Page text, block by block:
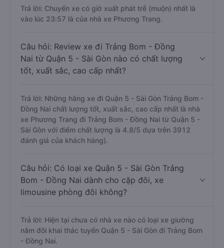
Trả lời: Chuyến xe có giờ xuất phát trễ (muộn) nhất là
vào lúc 23:57 là của nhà xe Phương Trang.
Câu hỏi: Review xe đi Trảng Bom - Đồng
Nai từ Quận 5 - Sài Gòn nào có chất lượng
tốt, xuất sắc, cao cấp nhất?
Trả lời: Những hãng xe đi Quận 5 - Sài Gòn Trảng Bom -
Đồng Nai chất lượng tốt, xuất sắc, cao cấp nhất là nhà
xe Phương Trang đi Trảng Bom - Đồng Nai từ Quận 5 -
Sài Gòn với điểm chất lượng là 4.8/5 dựa trên 3912
đánh giá của khách hàng).
Câu hỏi: Có loại xe Quận 5 - Sài Gòn Trảng
Bom - Đồng Nai dành cho cặp đôi, xe
limousine phòng đôi không?
Trả lời: Hiện tại chưa có nhà xe nào có loại xe giường
nằm đôi khai thác tuyến Quận 5 - Sài Gòn đi Trảng Bom
- Đồng Nai.